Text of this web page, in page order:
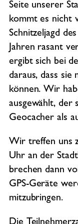
Seite unserer
kommt es nicht
Schnitzeljagd
Jahren rasant
ergibt sich bei
daraus, dass
können. Wir
ausgewählt, der
Geocacher als
Wir treffen uns
Uhr an der
brechen dann
GPS-Geräte
mitzubringen.